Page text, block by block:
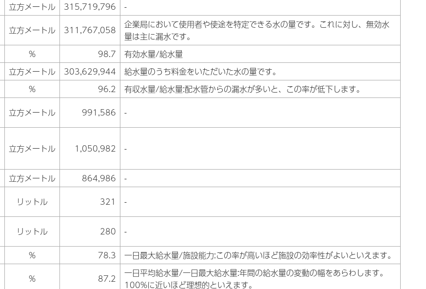
立方メートル 315,719,796
-
立方メートル 311,767,058
企業局において使用者や使途を特定できる水の量です。これに対し、無効水
量は主に漏水です。
% 98.7
有効水量/給水量
立方メートル 303,629,944
給水量のうち料金をいただいた水の量です。
% 96.2
有収水量/給水量:配水管からの漏水が多いと、この率が低下します。
立方メートル 991,586
-
立方メートル 1,050,982 -
立方メートル 864,986
-
リットル 321
-
リットル 280
-
% 78.3
一日最大給水量/施設能力:この率が高いほど施設の効率性がよいといえます。
% 87.2
一日平均給水量/一日最大給水量:年間の給水量の変動の幅をあらわします。
100%に近いほど理想的といえます。